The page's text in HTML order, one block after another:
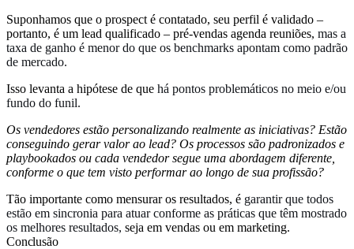
Suponhamos que o prospect é contatado, seu perfil é validado –
portanto, é um lead qualificado – pré-vendas agenda reuniões, mas a
taxa de ganho é menor do que os benchmarks apontam como padrão
de mercado.
Isso levanta a hipótese de que há pontos problemáticos no meio e/ou
fundo do funil.
Os vendedores estão personalizando realmente as iniciativas? Estão
conseguindo gerar valor ao lead? Os processos são padronizados e
playbookados ou cada vendedor segue uma abordagem diferente,
conforme o que tem visto performar ao longo de sua profissão?
Tão importante como mensurar os resultados, é garantir que todos
estão em sincronia para atuar conforme as práticas que têm mostrado
os melhores resultados, seja em vendas ou em marketing.
Conclusão